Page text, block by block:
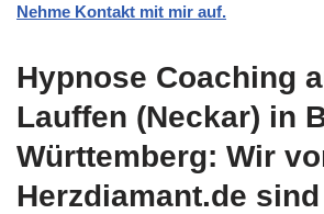
Nehme Kontakt mit mir auf.
Hypnose Coaching
Lauffen (Neckar) in
Württemberg: Wir
Herzdiamant.de